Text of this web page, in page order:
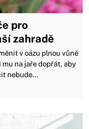
pro
zahradě
v oázu plnou vůně
na jaře dopřát, aby
nebude…